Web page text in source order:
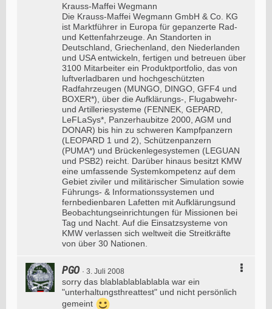
Krauss-Maffei Wegmann
Die Krauss-Maffei Wegmann GmbH & Co. KG
ist Marktführer in Europa für gepanzerte Rad-
und Kettenfahrzeuge. An Standorten in
Deutschland, Griechenland, den Niederlanden
und USA entwickeln, fertigen und betreuen über
3100 Mitarbeiter ein Produktportfolio, das von
luftverladbaren und hochgeschützten
Radfahrzeugen (MUNGO, DINGO, GFF4 und
BOXER*), über die Aufklärungs-, Flugabwehr-
und Artilleriesysteme (FENNEK, GEPARD,
LeFLaSys*, Panzerhaubitze 2000, AGM und
DONAR) bis hin zu schweren Kampfpanzern
(LEOPARD 1 und 2), Schützenpanzern
(PUMA*) und Brückenlegesystemen (LEGUAN
und PSB2) reicht. Darüber hinaus besitzt KMW
eine umfassende Systemkompetenz auf dem
Gebiet ziviler und militärischer Simulation sowie
Führungs- & Informationssystemen und
fernbedienbaren Lafetten mit Aufklärungsund
Beobachtungseinrichtungen für Missionen bei
Tag und Nacht. Auf die Einsatzsysteme von
KMW verlassen sich weltweit die Streitkräfte
von über 30 Nationen.
PGO 3. Juli 2008
sorry das blablablablablabla war ein
"unterhaltungsthreattest" und nicht persönlich
gemeint